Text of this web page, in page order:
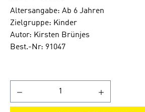
Altersangabe: Ab 6 Jahren
Zielgruppe: Kinder
Autor: Kirsten Brünjes
Best.-Nr: 91047